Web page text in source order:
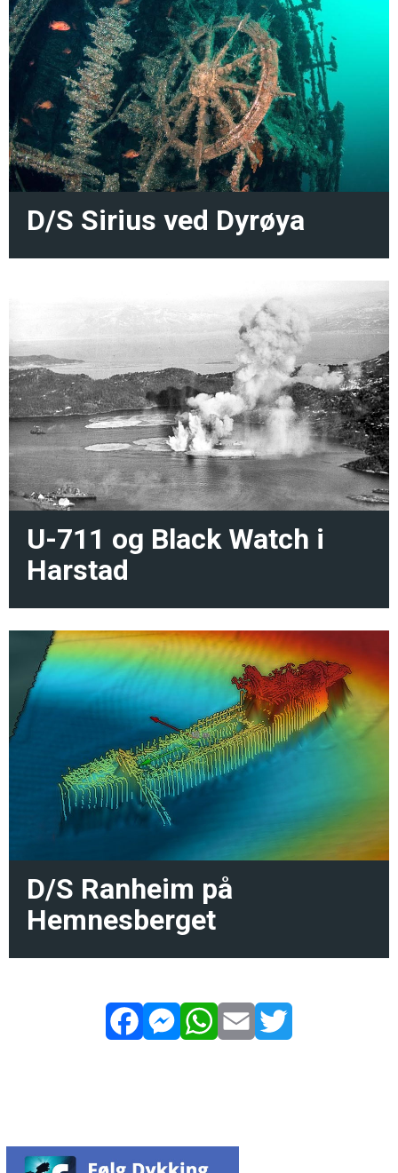
D/S Sirius ved Dyrøya
U-711 og Black Watch i
Harstad
D/S Ranheim på
Hemnesberget